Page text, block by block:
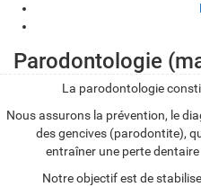
P
a
Parodontologie
La parodontologie
Nous assurons la prévention, le
des gencives (parodontite),
entraîner une perte
Notre objectif est de